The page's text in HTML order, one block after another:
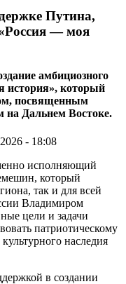
Путина,
— моя
амбициозного
история», который
посвященным
Дальнем Востоке.
- 18:08
исполняющий
который
так и для всей
Владимиром
цели и задачи
патриотическому
наследия
в создании